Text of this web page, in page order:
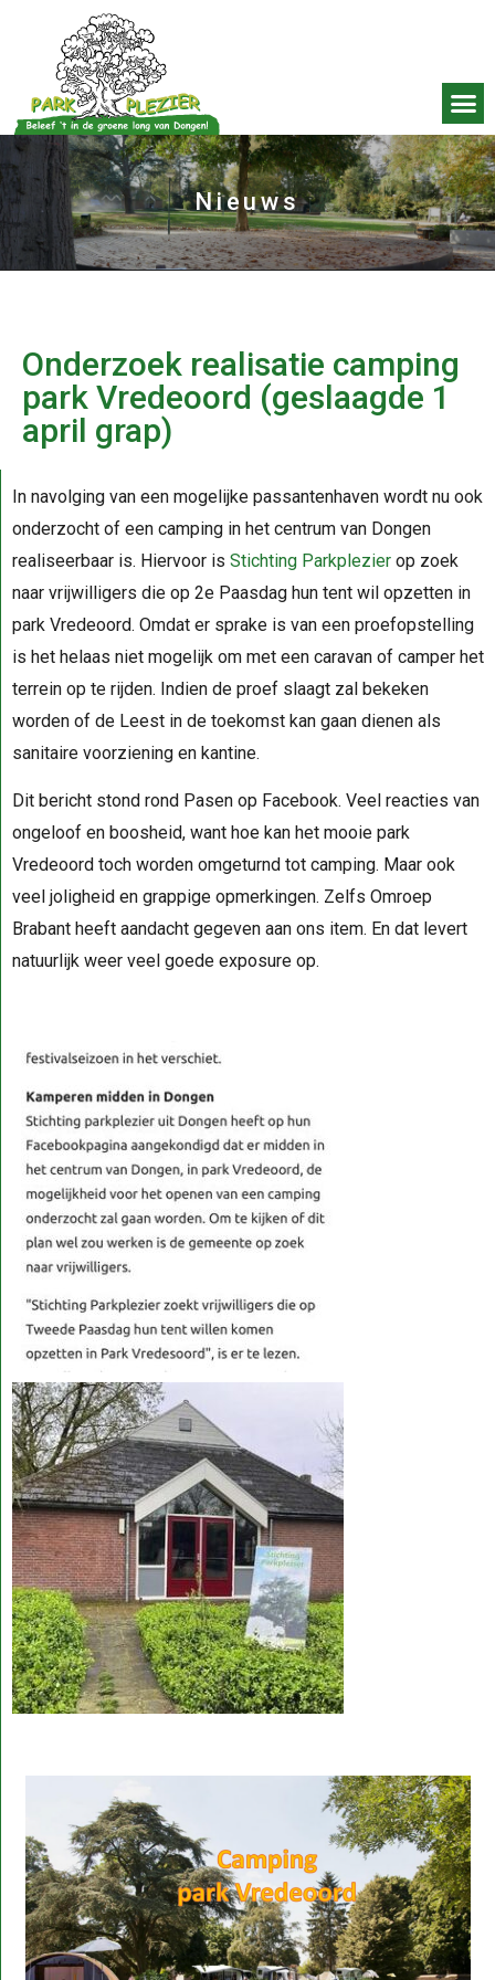
Nieuws
Onderzoek realisatie camping
park Vredeoord (geslaagde 1
april grap)
In navolging van een mogelijke passantenhaven wordt nu ook
onderzocht of een camping in het centrum van Dongen
realiseerbaar is. Hiervoor is Stichting Parkplezier op zoek
naar vrijwilligers die op 2e Paasdag hun tent wil opzetten in
park Vredeoord. Omdat er sprake is van een proefopstelling
is het helaas niet mogelijk om met een caravan of camper het
terrein op te rijden. Indien de proef slaagt zal bekeken
worden of de Leest in de toekomst kan gaan dienen als
sanitaire voorziening en kantine.
Dit bericht stond rond Pasen op Facebook. Veel reacties van
ongeloof en boosheid, want hoe kan het mooie park
Vredeoord toch worden omgeturnd tot camping. Maar ook
veel joligheid en grappige opmerkingen. Zelfs Omroep
Brabant heeft aandacht gegeven aan ons item. En dat levert
natuurlijk weer veel goede exposure op.